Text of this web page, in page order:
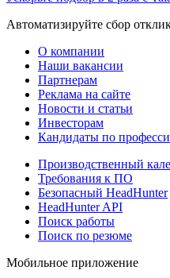
Автоматизируйте сбор
О компании
Наши вакансии
Партнерам
Реклама на сайте
Новости и статьи
Инвесторам
Кандидаты по
Производственный
Требования к ПО
Безопасный HeadHunter
HeadHunter API
Поиск работы
Поиск по резюме
Мобильное приложение